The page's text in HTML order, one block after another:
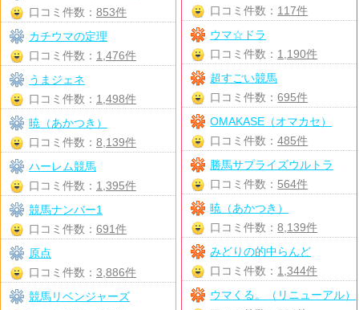
口コミ件数： 117件
ウマ☆ドラ
口コミ件数： 1,190件
超すごい競馬
口コミ件数：695件
OMAKASE（オマカセ）
口コミ件数：485件
勝馬サプライズウルトラ
口コミ件数： 564件
暁（あかつき）
口コミ件数：8,139件
みどりの的中らんど
口コミ件数： 1,344件
ウマくる。（リニューアル）
口コミ件数： 853件
カチウマの定理
口コミ件数： 1,476件
うまジェネ
口コミ件数： 1,498件
暁（あかつき）
口コミ件数： 8,139件
ハーレム競馬
口コミ件数： 1,395件
競馬ナンバー1
口コミ件数： 691件
原点
口コミ件数： 3,886件
競馬リベンジャーズ